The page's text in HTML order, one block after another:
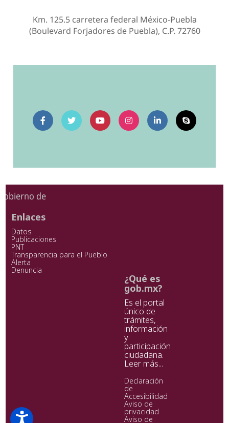
Km. 125.5 carretera federal México-Puebla
(Boulevard Forjadores de Puebla), C.P. 72760